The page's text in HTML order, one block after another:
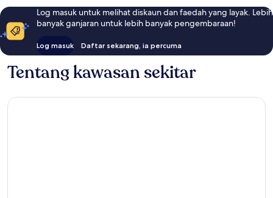
Log masuk untuk melihat diskaun dan faedah yang layak. Lebih
banyak ganjaran untuk lebih banyak pengembaraan!
Log masuk Daftar sekarang, ia percuma
Tentang kawasan sekitar